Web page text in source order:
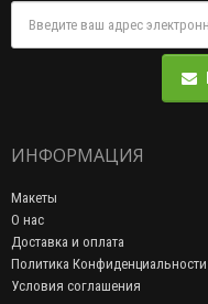
ИНФОРМАЦИЯ
Макеты
О нас
Доставка и оплата
Политика Конфиденциальности
Условия соглашения